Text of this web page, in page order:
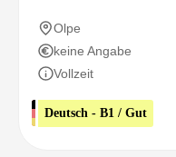
Olpe
keine Angabe
Vollzeit
Deutsch - B1 / Gut